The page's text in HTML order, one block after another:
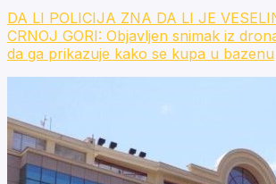
DA LI POLICIJA ZNA DA LI JE
CRNOJ GORI: Objavljen snimak iz
da ga prikazuje kako se kupa u bazenu